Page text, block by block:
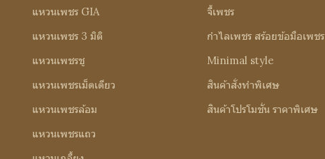
แหวนเพชร GIA
แหวนเพชร 3 มิติ
แหวนเพชรชู
แหวนเพชรเม็ดเดียว
แหวนเพชรล้อม
แหวนเพชรแถว
จี้เพชร
กำไลเพชร สร้อยข้อมือเพชร
Minimal style
สินค้าสั่งทำพิเศษ
สินค้าโปรโมชั่น ราคาพิเศษ